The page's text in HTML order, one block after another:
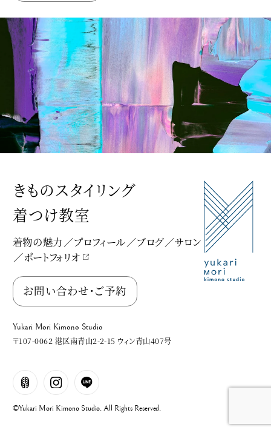
Yukari Mori Kimono Studio
きものスタイリング
着つけ教室
着物の魅力 プロフィール ブログ
サロン
ポートフォリオ
お問い合わせ・ご予約
Yukari Mori Kimono Studio
〒107-0062 港区南青山2-2-15 ウィン青山407号
©Yukari Mori Kimono Studio. All Rights Reserved.